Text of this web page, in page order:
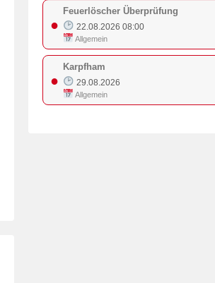
●
Feuerlöscher Überprüfung
22.08.2026 08:00
Allgemein
●
Karpfham
29.08.2026
Allgemein